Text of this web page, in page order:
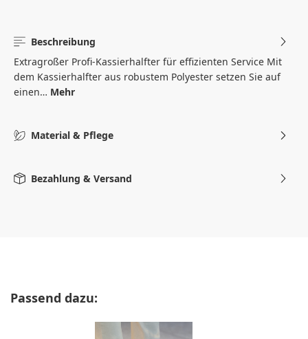
Beschreibung
Extragroßer Profi-Kassierhalfter für effizienten Service Mit
dem Kassierhalfter aus robustem Polyester setzen Sie auf
einen… Mehr
Material & Pflege
Bezahlung & Versand
Produktgalerie überspringen
Passend dazu: